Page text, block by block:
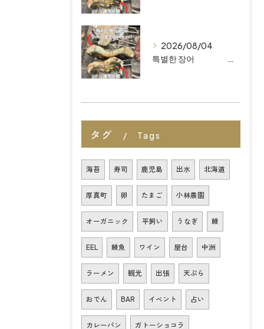
2026/08/04
특별한 장어 마이즈루 키친이 후쿠오카 최고의 유기농 일식 레스토랑으로 꼽히는 이유
タグ Tags
海苔 寿司 鹿児島 出水 北海道
厚真町 卵 たまご 小林農園
オーガニック 平飼い うなぎ 鰻
EEL 鰻魚 ワイン 屋台 中洲
ラーメン 観光 出張 天ぷら
おでん BAR イベント 占い
カレーパン ガトーショコラ